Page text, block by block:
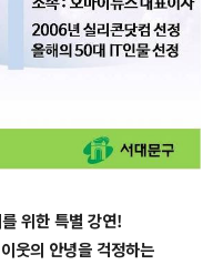
위한 특별 강연!
웃의 안녕을 걱정하는